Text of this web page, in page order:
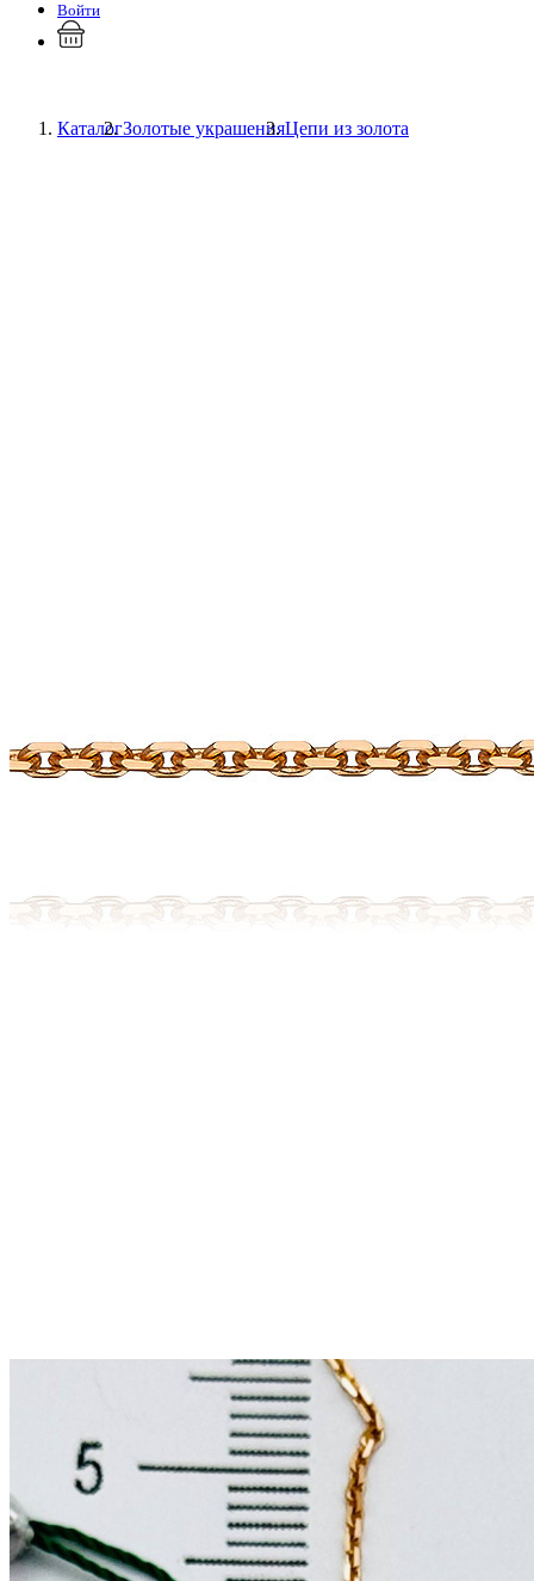
Войти
КаталогЗолотые украшенияЦепи из золота